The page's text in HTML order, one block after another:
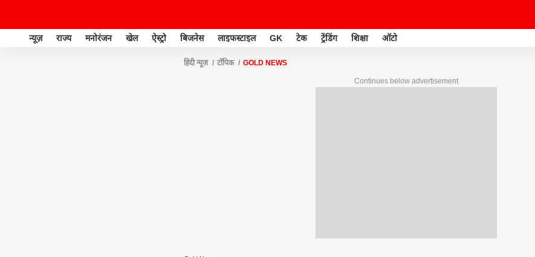
न्यूज़ राज्य मनोरंजन खेल ऐस्ट्रो बिजनेस लाइफस्टाइल GK टेक ट्रेंडिंग शिक्षा ऑटो
हिंदी न्यूज़ टॉपिक GOLD NEWS
Continues below advertisement